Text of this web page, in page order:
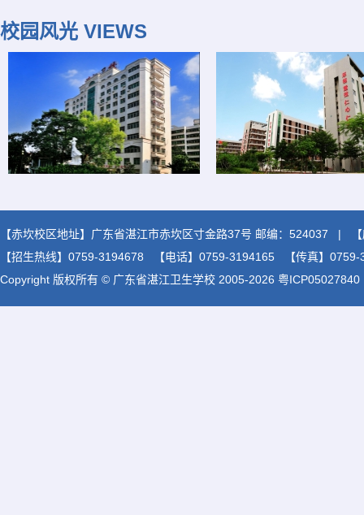
校园风光 VIEWS
【赤坎校区地址】广东省湛江市赤坎区寸金路37号 邮编：524037 |
【招生热线】0759-3194678 【电话】0759-3194165 【传真】
Copyright 版权所有 © 广东省湛江卫生学校 2005-2026 粤ICP05027840